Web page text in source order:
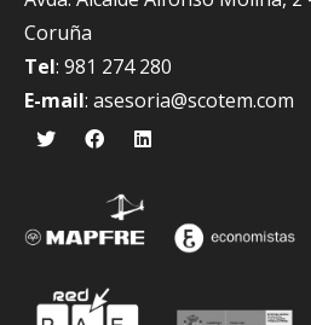
Coruña
Tel: 981 274 280
E-mail: asesoria@scotem.com